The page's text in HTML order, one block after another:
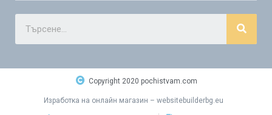
Copyright 2020 pochistvam.com
Изработка на онлайн магазин – websitebuilderbg.eu